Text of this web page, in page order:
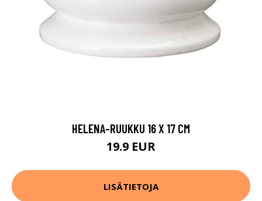
HELENA-RUUKKU 16 X 17 CM
19.9 EUR
LISÄTIETOJA